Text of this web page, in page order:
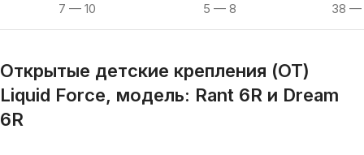
7 — 10 5 — 8 38 —
Открытые детские крепления (OT)
Liquid Force, модель: Rant 6R и Dream
6R